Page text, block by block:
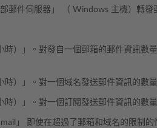
郵件伺服器」 （ Windows 主機）轉發
時）」。對發自一個郵箱的郵件資訊數
時）」。對一個域名發送郵件資訊的數
時）」。對一個訂閱發送郵件資訊的數
」 即使在超過了郵箱和域名的限制